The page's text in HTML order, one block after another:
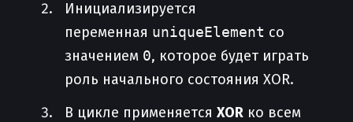
Инициализируется
переменная uniqueElement со
значением 0, которое будет играть
роль начального состояния XOR.
В цикле применяется XOR ко всем